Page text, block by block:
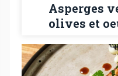
Asperges
olives et